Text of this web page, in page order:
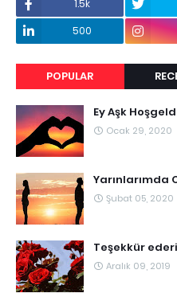
1.5k
500
POPULAR
Ey Aşk
Ocak 29, 2020
Yarınlarımda
Şubat 05, 2020
Teşekkür
Aralık 09, 2019